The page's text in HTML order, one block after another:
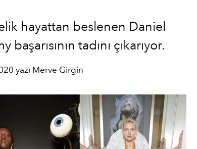
hayattan beslenen Daniel
tadını çıkarıyor.
yazı Merve Girgin